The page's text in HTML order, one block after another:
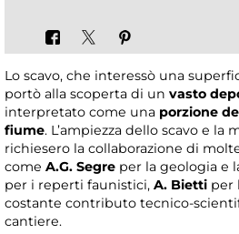
Lo scavo, che interessò una
portò alla scoperta di un vasto
interpretato come una porzione
fiume. L’ampiezza dello scavo e
richiesero la collaborazione di
come A.G. Segre per la geologia e
per i reperti faunistici, A. Bietti per
costante contributo tecnico-
cantiere.